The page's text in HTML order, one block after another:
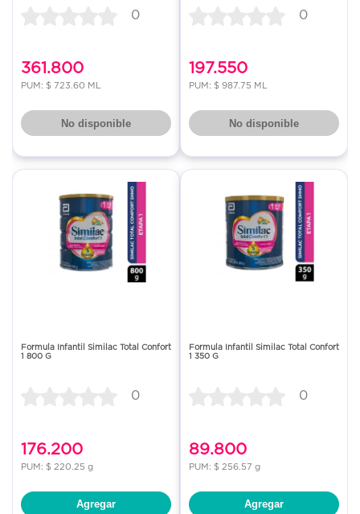
0
361.800
PUM: $ 723.60 ML
No disponible
0
197.550
PUM: $ 987.75 ML
No disponible
Formula Infantil Similac Total Confort
1 800 G
0
176.200
PUM: $ 220.25 g
Agregar
Formula Infantil Similac Total Confort
1 350 G
0
89.800
PUM: $ 256.57 g
Agregar